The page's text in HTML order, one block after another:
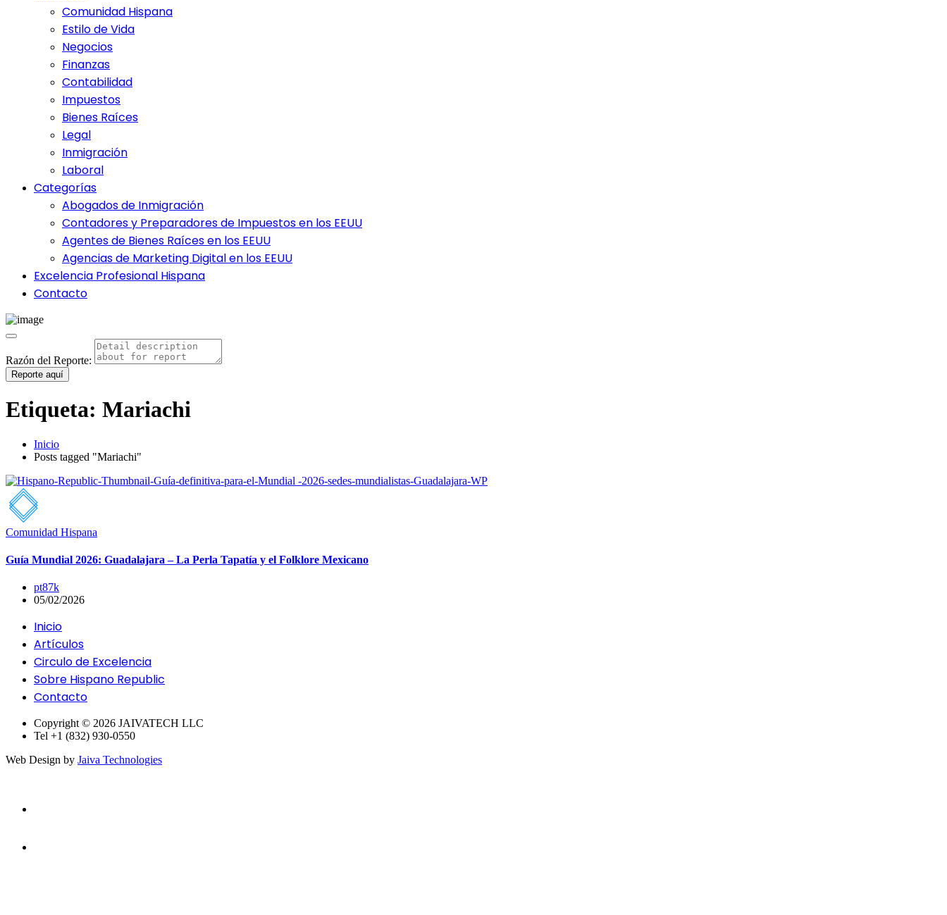
Comunidad Hispana
Estilo de Vida
Negocios
Finanzas
Contabilidad
Impuestos
Bienes Raíces
Legal
Inmigración
Laboral
Categorías
Abogados de Inmigración
Contadores y Preparadores de Impuestos en los EEUU
Agentes de Bienes Raíces en los EEUU
Agencias de Marketing Digital en los EEUU
Excelencia Profesional Hispana
Contacto
Razón del Reporte:
Reporte aquí
Etiqueta: Mariachi
Inicio
Posts tagged "Mariachi"
Comunidad Hispana
Guía Mundial 2026: Guadalajara – La Perla Tapatía y el Folklore Mexicano
pt87k
05/02/2026
Inicio
Artículos
Circulo de Excelencia
Sobre Hispano Republic
Contacto
Copyright © 2026 JAIVATECH LLC
Tel +1 (832) 930-0550
Web Design by Jaiva Technologies